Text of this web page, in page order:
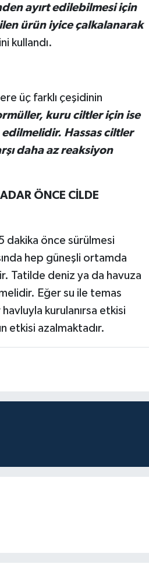
ayırt edilebilmesi için
ürün iyice çalkalanarak
kullandı.
üç farklı çeşidinin
kuru ciltler için ise
Hassas ciltler
daha az reaksiyon
ÖNCE CİLDE
dakika önce sürülmesi
hep güneşli ortamda
Tatilde deniz ya da havuza
Eğer su ile temas
kurulanırsa etkisi
etkisi azalmaktadır.